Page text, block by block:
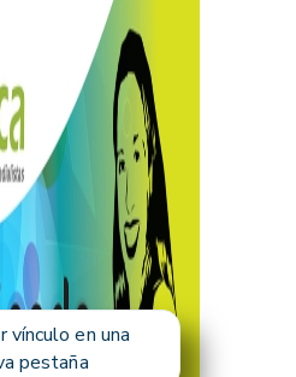
vínculo en una
pestaña